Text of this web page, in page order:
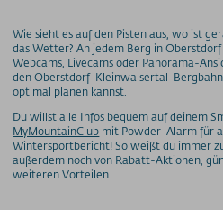
Preise
Bergbahnen
Weitere Infos
SERVICE A-Z
Anreise
Wie sieht es auf den Pisten aus, wo ist
das Wetter? An jedem Berg in
Webcams, Livecams oder Panorama-
den Oberstdorf-Kleinwalsertal-
optimal planen kannst.
Du willst alle Infos bequem auf deinem
MyMountainClub mit Powder-Alarm für
Wintersportbericht! So weißt du immer
außerdem noch von Rabatt-Aktionen,
weiteren Vorteilen.